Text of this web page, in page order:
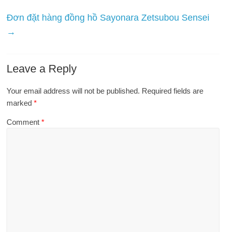
Đơn đặt hàng đồng hồ Sayonara Zetsubou Sensei
→
Leave a Reply
Your email address will not be published. Required fields are
marked*
Comment*